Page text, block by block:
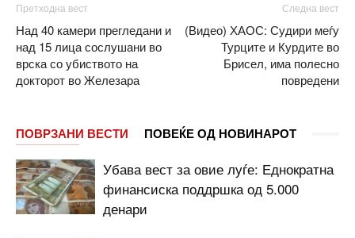
Претходна вест
Над 40 камери прегледани и
над 15 лица сослушани во
врска со убиството на
докторот во Железара
Следна вест
(Видео) ХАОС: Судири меѓу
Турците и Курдите во
Брисел, има полесно
повредени
ПОВРЗАНИ ВЕСТИ ПОВЕЌЕ ОД НОВИНАРОТ
Убава вест за овие луѓе: Еднократна
финансиска поддршка од 5.000
денари